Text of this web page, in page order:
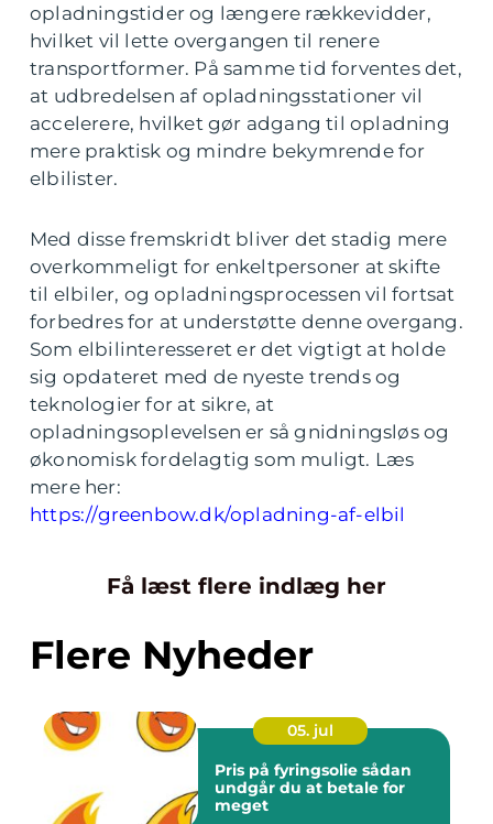
opladningstider og længere rækkevidder,
hvilket vil lette overgangen til renere
transportformer. På samme tid forventes det,
at udbredelsen af opladningsstationer vil
accelerere, hvilket gør adgang til opladning
mere praktisk og mindre bekymrende for
elbilister.
Med disse fremskridt bliver det stadig mere
overkommeligt for enkeltpersoner at skifte
til elbiler, og opladningsprocessen vil fortsat
forbedres for at understøtte denne overgang.
Som elbilinteresseret er det vigtigt at holde
sig opdateret med de nyeste trends og
teknologier for at sikre, at
opladningsoplevelsen er så gnidningsløs og
økonomisk fordelagtig som muligt. Læs
mere her:
https://greenbow.dk/opladning-af-elbil
Få læst flere indlæg her
Flere Nyheder
05. jul
Pris på fyringsolie sådan
undgår du at betale for
meget